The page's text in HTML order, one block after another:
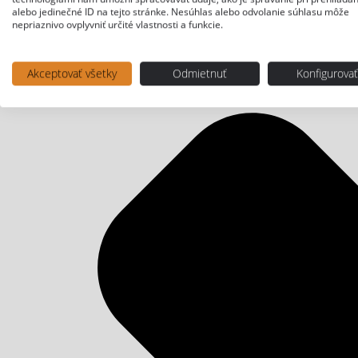
alebo jedinečné ID na tejto stránke. Nesúhlas alebo odvolanie súhlasu môže
nepriaznivo ovplyvniť určité vlastnosti a funkcie.
Akceptovať všetky Odmietnuť Konfigurovať